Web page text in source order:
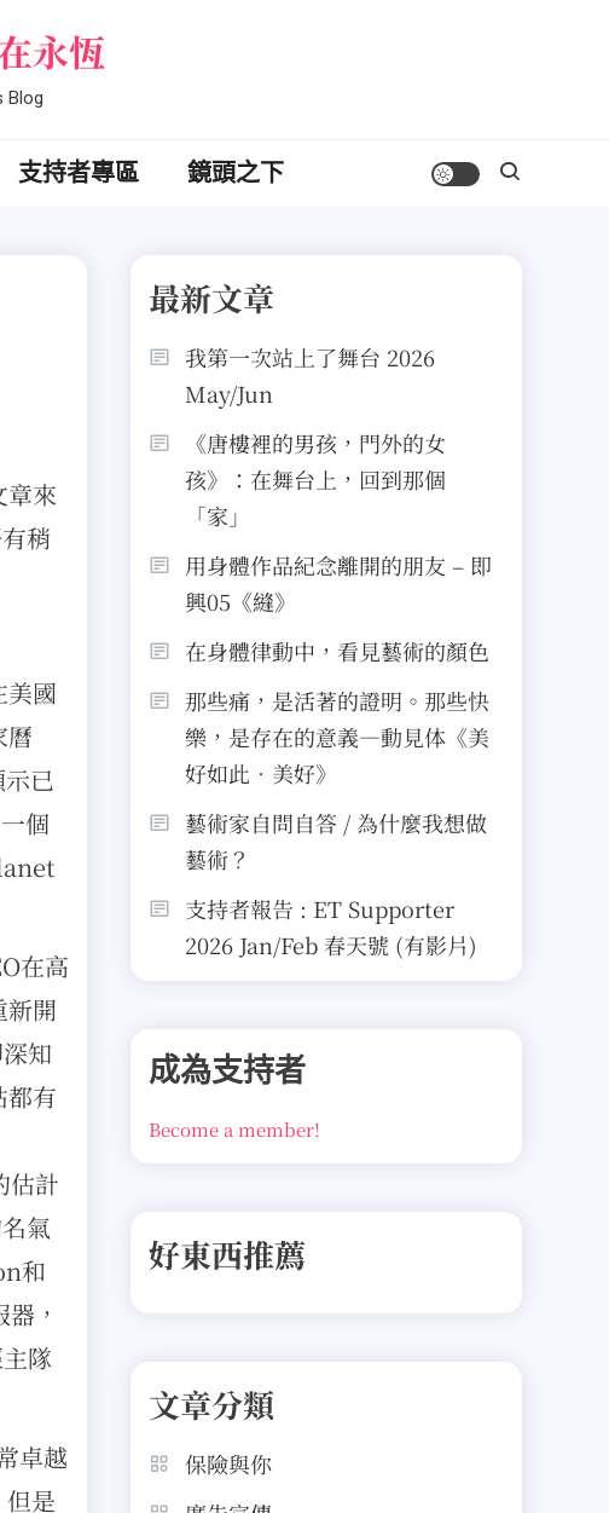
永恆
Blog
支持者專區 鏡頭之下
章來
稍
美國
曆
已
個
在高
新開
知
都有
估計
氣
和
，
隊
卓越
是
最新文章
我第一次站上了舞台 2026
May/Jun
《唐樓裡的男孩，門外的女
孩》：在舞台上，回到那個
「家」
用身體作品紀念離開的朋友 – 即
興05《縫》
在身體律動中，看見藝術的顏色
那些痛，是活著的證明。那些快
樂，是存在的意義—動見体《美
好如此．美好》
藝術家自問自答 / 為什麼我想做
藝術？
支持者報告 : ET Supporter
2026 Jan/Feb 春天號 (有影片)
成為支持者
Become a member!
好東西推薦
文章分類
保險與你